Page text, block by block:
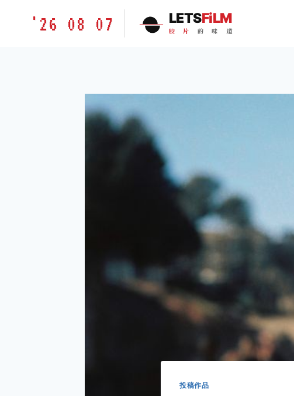
胶'26 08 07 LETSFiLM
胶 片 的 味 道
投稿作品